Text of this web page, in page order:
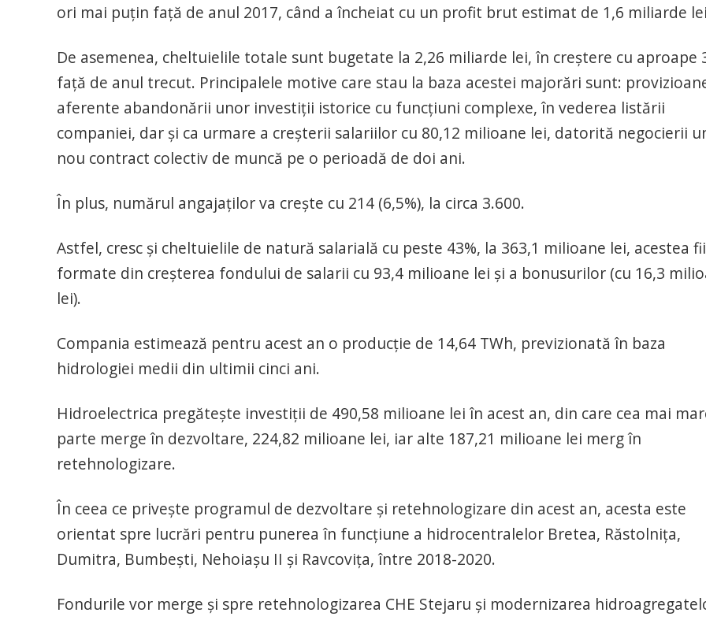
ori mai puţin faţă de anul 2017, când a încheiat cu un profit brut estimat de 1,6 miliarde
De asemenea, cheltuielile totale sunt bugetate la 2,26 miliarde lei, în creştere cu aproape
faţă de anul trecut. Principalele motive care stau la baza acestei majorări sunt:
aferente abandonării unor investiţii istorice cu funcţiuni complexe, în vederea listării
companiei, dar şi ca urmare a creşterii salariilor cu 80,12 milioane lei, datorită negocierii
nou contract colectiv de muncă pe o perioadă de doi ani.
În plus, numărul angajaţilor va creşte cu 214 (6,5%), la circa 3.600.
Astfel, cresc şi cheltuielile de natură salarială cu peste 43%, la 363,1 milioane lei, acestea
formate din creşterea fondului de salarii cu 93,4 milioane lei şi a bonusurilor (cu 16,3
lei).
Compania estimează pentru acest an o producţie de 14,64 TWh, previzionată în baza
hidrologiei medii din ultimii cinci ani.
Hidroelectrica pregăteşte investiţii de 490,58 milioane lei în acest an, din care cea mai
parte merge în dezvoltare, 224,82 milioane lei, iar alte 187,21 milioane lei merg în
retehnologizare.
În ceea ce priveşte programul de dezvoltare şi retehnologizare din acest an, acesta este
orientat spre lucrări pentru punerea în funcţiune a hidrocentralelor Bretea, Răstolniţa,
Dumitra, Bumbeşti, Nehoiaşu II şi Ravcoviţa, între 2018-2020.
Fondurile vor merge şi spre retehnologizarea CHE Stejaru şi modernizarea